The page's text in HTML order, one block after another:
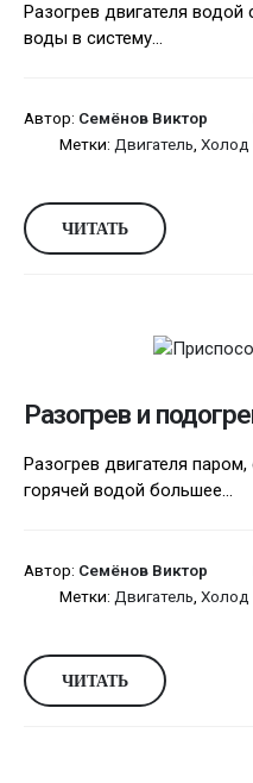
Разогрев двигателя водой
воды в систему...
Автор: Семёнов Виктор
Метки: Двигатель, Холод
ЧИТАТЬ
Разогрев и
Разогрев двигателя
горячей водой большее...
Автор: Семёнов Виктор
Метки: Двигатель, Холод
ЧИТАТЬ